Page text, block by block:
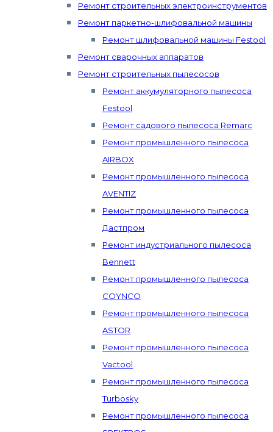
Ремонт строительных электроинструментов
Ремонт паркетно-шлифовальной машины
Ремонт шлифовальной машины Festool
Ремонт сварочных аппаратов
Ремонт строительных пылесосов
Ремонт аккумуляторного пылесоса
Festool
Ремонт садового пылесоса Remarc
Ремонт промышленного пылесоса
AIRBOX
Ремонт промышленного пылесоса
AVENTIZ
Ремонт промышленного пылесоса
Дастпром
Ремонт индустриального пылесоса
Bennett
Ремонт промышленного пылесоса
COYNCO
Ремонт промышленного пылесоса
ASTOR
Ремонт промышленного пылесоса
Vactool
Ремонт промышленного пылесоса
Turbosky
Ремонт промышленного пылесоса